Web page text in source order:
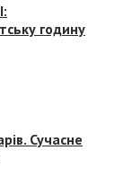
годину
Сучасне